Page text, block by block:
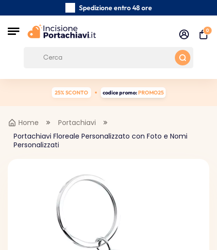
Spedizione entro 48 ore
Recensioni dei clienti:
0
25% SCONTO codice promo:PROMO25
Home
Portachiavi
Portachiavi Floreale Personalizzato con Foto e Nomi
Personalizzati